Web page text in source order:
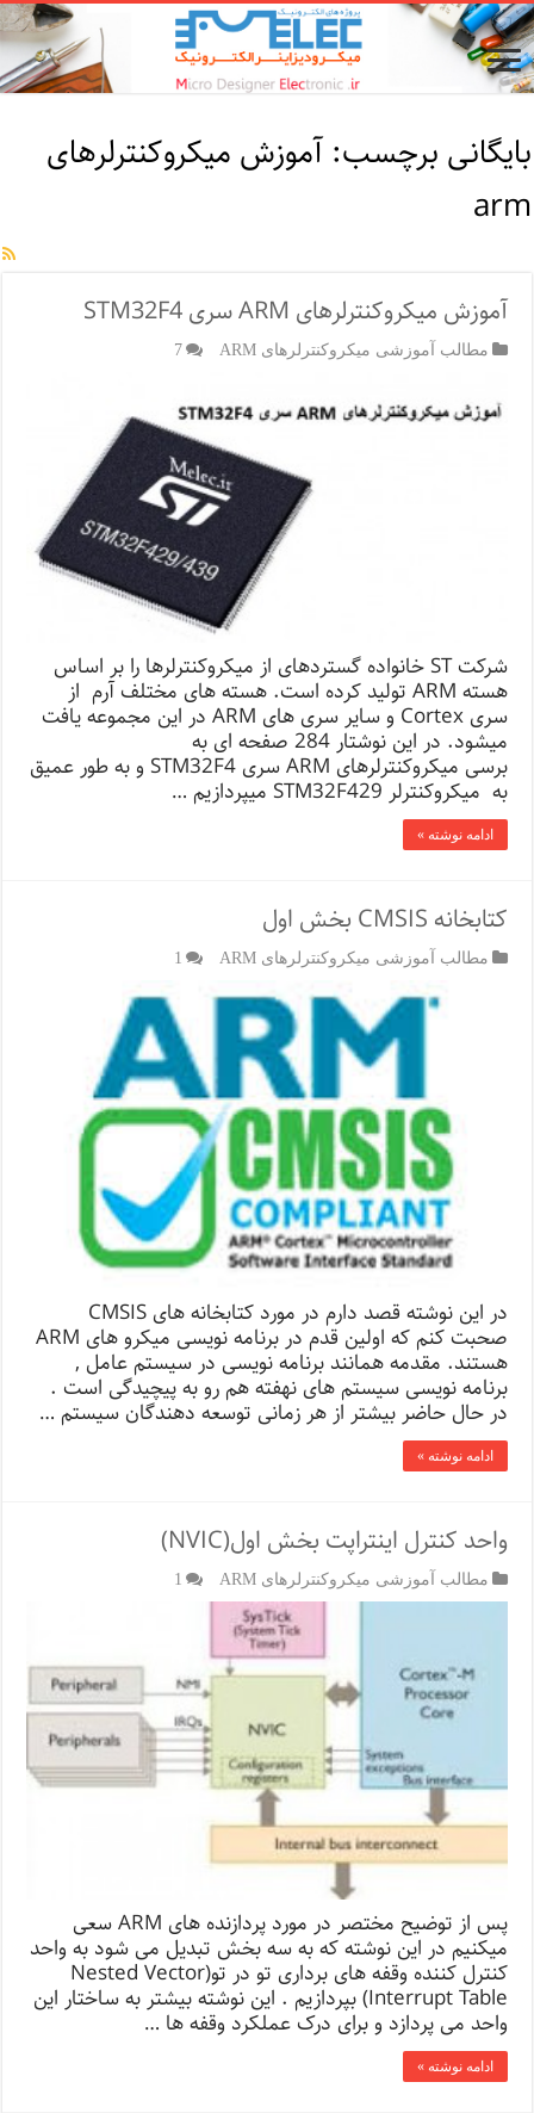
بایگانی برچسب:آموزش میکروکنترلرهای
arm
آموزش میکروکنترلرهای ARM سری STM32F4
مطالب آموزشی میکروکنترلرهای ARM 7
شرکت ST خانواده گسترده­ای از میکروکنترلرها را بر اساس
هسته ARM تولید کرده است. هسته­­ های مختلف آرم از
سری Cortex و سایر سری های ARM در این مجموعه یافت
می­شود. در این نوشتار 284 صفحه ای به
برسی میکروکنترلرهای ARM سری STM32F4 و به طور عمیق
به میکروکنترلر STM32F429 می­پردازیم …
ادامه نوشته »
کتابخانه CMSIS بخش اول
مطالب آموزشی میکروکنترلرهای ARM 1
در این نوشته قصد دارم در مورد کتابخانه های CMSIS
صحبت کنم که اولین قدم در برنامه نویسی میکرو های ARM
هستند. مقدمه همانند برنامه نویسی در سیستم عامل ,
برنامه نویسی سیستم های نهفته هم رو به پیچیدگی است .
در حال حاضر بیشتر از هر زمانی توسعه دهندگان سیستم …
ادامه نوشته »
واحد کنترل اینتراپت بخش اول(NVIC)
مطالب آموزشی میکروکنترلرهای ARM 1
پس از توضیح مختصر در مورد پردازنده های ARM سعی
میکنیم در این نوشته که به سه بخش تبدیل می شود به واحد
کنترل کننده وقفه های برداری تو در تو(Nested Vector
Interrupt Table) بپردازیم . این نوشته بیشتر به ساختار این
واحد می پردازد و برای درک عملکرد وقفه ها …
ادامه نوشته »